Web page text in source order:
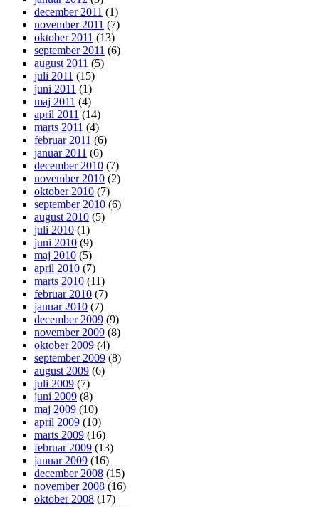
december 2011 (1)
november 2011 (7)
oktober 2011 (13)
september 2011 (6)
august 2011 (5)
juli 2011 (15)
juni 2011 (1)
maj 2011 (4)
april 2011 (14)
marts 2011 (4)
februar 2011 (6)
januar 2011 (6)
december 2010 (7)
november 2010 (2)
oktober 2010 (7)
september 2010 (6)
august 2010 (5)
juli 2010 (1)
juni 2010 (9)
maj 2010 (5)
april 2010 (7)
marts 2010 (11)
februar 2010 (7)
januar 2010 (7)
december 2009 (9)
november 2009 (8)
oktober 2009 (4)
september 2009 (8)
august 2009 (6)
juli 2009 (7)
juni 2009 (8)
maj 2009 (10)
april 2009 (10)
marts 2009 (16)
februar 2009 (13)
januar 2009 (16)
december 2008 (15)
november 2008 (16)
oktober 2008 (17)